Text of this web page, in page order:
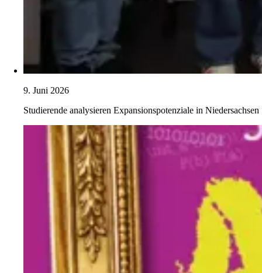
9. Juni 2026
Studierende analysieren Expansionspotenziale in Niedersachsen